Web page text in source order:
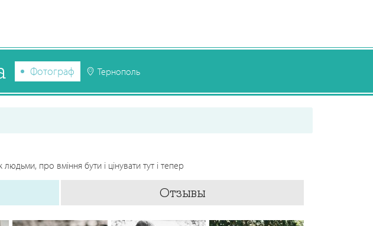
Фотограф Тернополь
про вміння бути і цінувати тут і тепер
Отзывы